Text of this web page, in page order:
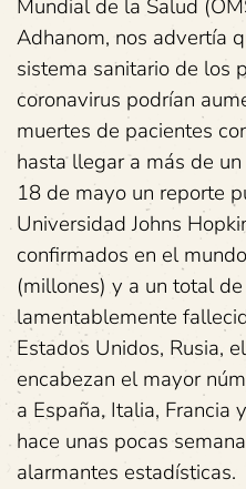
Mundial de la Salud
Adhanom, nos advertía
sistema sanitario de los
coronavirus podrían
muertes de pacientes
hasta llegar a más de
18 de mayo un reporte
Universidad Johns
confirmados en el
(millones) y a un total
lamentablemente
Estados Unidos, Rusia,
encabezan el mayor
a España, Italia, Francia
hace unas pocas
alarmantes estadísticas.